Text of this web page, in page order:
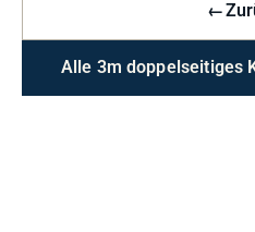
←
Alle 3m doppelseitiges